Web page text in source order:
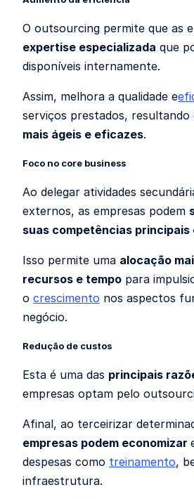
O outsourcing permite que as
expertise especializada que
disponíveis internamente.
Assim, melhora a qualidade e
serviços prestados, resultando
mais ágeis e eficazes.
Foco no core business
Ao delegar atividades
externos, as empresas podem
suas competências
Isso permite uma alocação
recursos e tempo para
o crescimento nos aspectos
negócio.
Redução de custos
Esta é uma das principais
empresas optam pelo
Afinal, ao terceirizar
empresas podem economizar
despesas como treinamento,
infraestrutura.